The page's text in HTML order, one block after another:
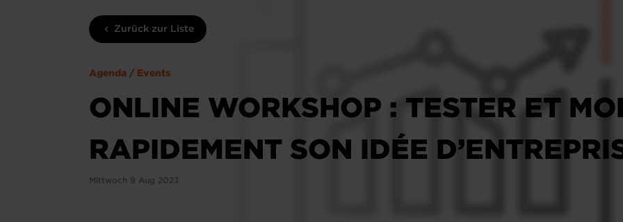
Zurück zur Liste
Agenda / Events
ONLINE WORKSHOP : TESTER ET
RAPIDEMENT SON IDÉE
Mittwoch 9 Aug 2023